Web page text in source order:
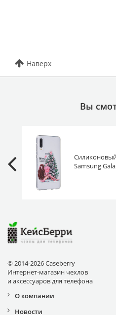
Наверх
Вы
Samsung
© 2014-2026 Caseberry
Интернет-магазин чехлов
и аксессуаров для телефона
О компании
Новости